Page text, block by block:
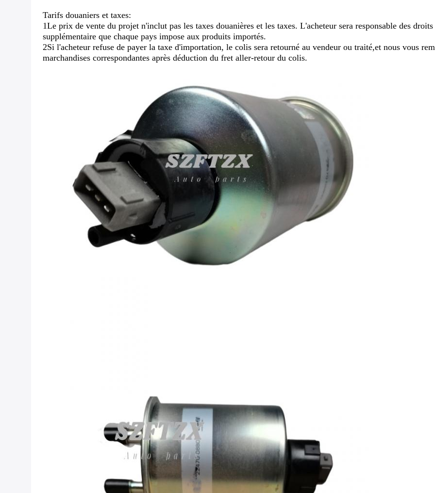
Tarifs douaniers et taxes:
1Le prix de vente du projet n'inclut pas les taxes douanières et les taxes. L'acheteur sera responsable des
supplémentaire que chaque pays impose aux produits importés.
2Si l'acheteur refuse de payer la taxe d'importation, le colis sera retourné au vendeur ou traité,et nous vous
marchandises correspondantes après déduction du fret aller-retour du colis.